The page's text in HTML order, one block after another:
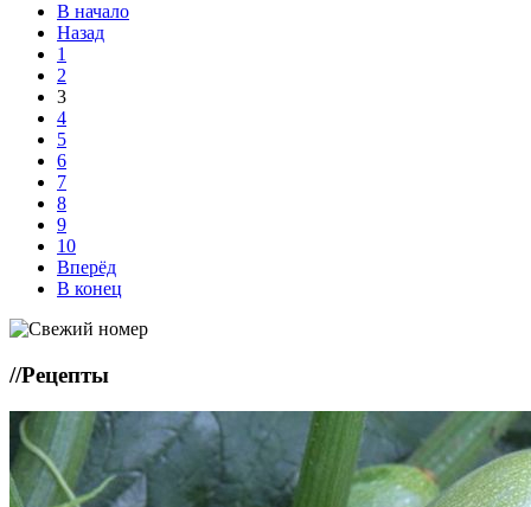
В начало
Назад
1
2
3
4
5
6
7
8
9
10
Вперёд
В конец
//Рецепты